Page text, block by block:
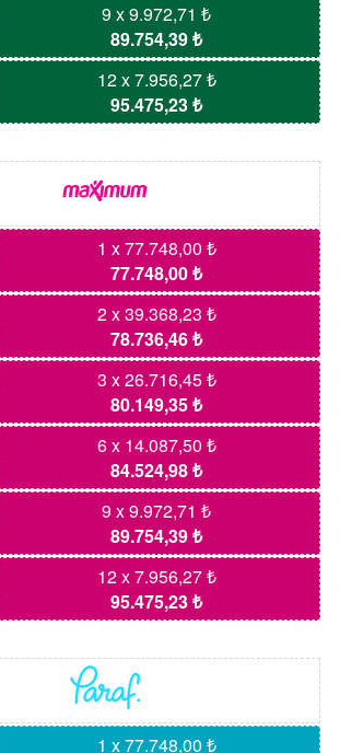
9 x 9.972,71 ₺
89.754,39 ₺
12 x 7.956,27 ₺
95.475,23 ₺
1 x 77.748,00 ₺
77.748,00 ₺
2 x 39.368,23 ₺
78.736,46 ₺
3 x 26.716,45 ₺
80.149,35 ₺
6 x 14.087,50 ₺
84.524,98 ₺
9 x 9.972,71 ₺
89.754,39 ₺
12 x 7.956,27 ₺
95.475,23 ₺
1 x 77.748,00 ₺